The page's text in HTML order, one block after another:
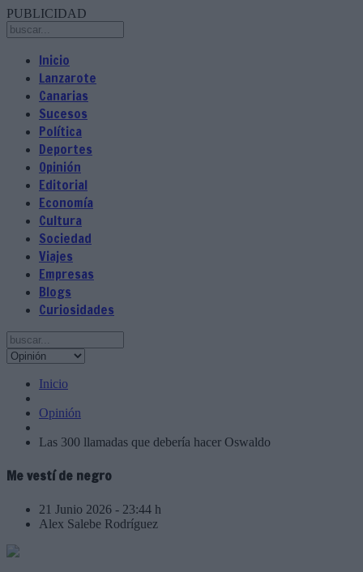
PUBLICIDAD
Inicio
Lanzarote
Canarias
Sucesos
Política
Deportes
Opinión
Editorial
Economía
Cultura
Sociedad
Viajes
Empresas
Blogs
Curiosidades
Inicio
Opinión
Las 300 llamadas que debería hacer Oswaldo
Me vestí de negro
21 Junio 2026 - 23:44 h
Alex Salebe Rodríguez